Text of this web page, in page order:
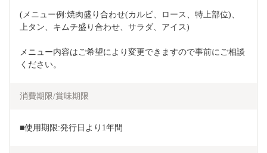
(メニュー例:焼肉盛り合わせ(カルビ、ロース、特上部位)、
上タン、キムチ盛り合わせ、サラダ、アイス)
メニュー内容はご希望により変更できますので事前にご相談
ください。
消費期限/賞味期限
■使用期限:発行日より1年間